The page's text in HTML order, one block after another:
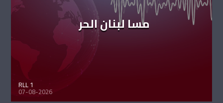
مسا لبنان الحر
RLL 1
07-08-2026